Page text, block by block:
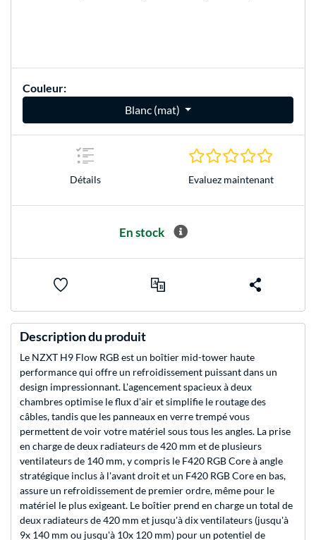
Couleur:
Blanc (mat)
Détails Evaluez maintenant
En stock
Description du produit
Le NZXT H9 Flow RGB est un boîtier mid-tower haute
performance qui offre un refroidissement puissant dans un
design impressionnant. L'agencement spacieux à deux
chambres optimise le flux d'air et simplifie le routage des
câbles, tandis que les panneaux en verre trempé vous
permettent de voir votre matériel sous tous les angles. La prise
en charge de deux radiateurs de 420 mm et de plusieurs
ventilateurs de 140 mm, y compris le F420 RGB Core à angle
stratégique inclus à l'avant droit et un F420 RGB Core en bas,
assure un refroidissement de premier ordre, même pour le
matériel le plus exigeant. Le boîtier prend en charge un total de
deux radiateurs de 420 mm et jusqu'à dix ventilateurs (jusqu'à
9x 140 mm ou jusqu'à 10x 120 mm) pour un potentiel de